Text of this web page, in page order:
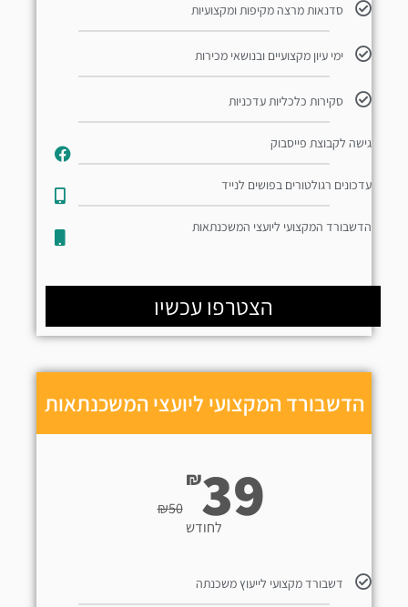
הדשבורד המקצועי ליועצי המשכנתאות
₪50
₪39
לחודש
דשבורד מקצועי לייעוץ משכנתה
סדנאות מרצה מקיפות ומקצועיות
ימי עיון מקצועיים ובנושאי מכירות
סקירות כלכליות עדכניות
גישה לקבוצת פייסבוק
עדכונים רגולטורים בפושים לנייד​
הדשבורד המקצועי ליועצי המשכנתאות
הצטרפו עכשיו